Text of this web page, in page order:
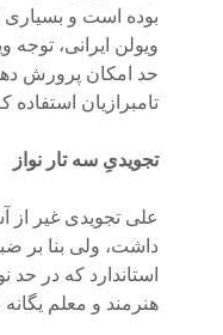
بوده است و بسیاری
ویولن ایرانی،
حد امکان پرورش
تامبرازیان استفاده
تجویدیِ سه تار نواز
علی تجویدی غیر از
داشت، ولی بنا بر
استاندارد که در
هنرمند و معلم